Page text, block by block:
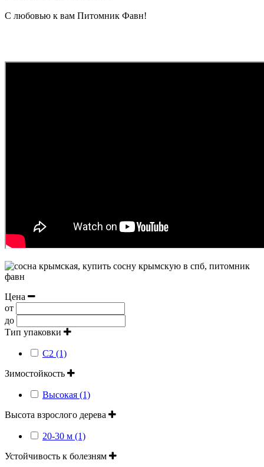
С любовью к вам Питомник Фавн!
Цена
от
до
Тип упаковки
С2 (1)
Зимостойкость
Высокая (1)
Высота взрослого дерева
20-30 м (1)
Устойчивость к болезням